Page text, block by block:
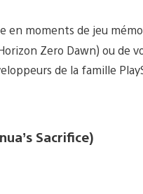
en moments de jeu
Zero Dawn) ou de
de la famille
Sacrifice)